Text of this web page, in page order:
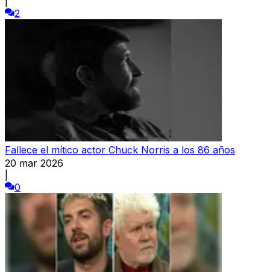
2
Fallece el mítico actor Chuck Norris a los 86 años
20 mar 2026
0